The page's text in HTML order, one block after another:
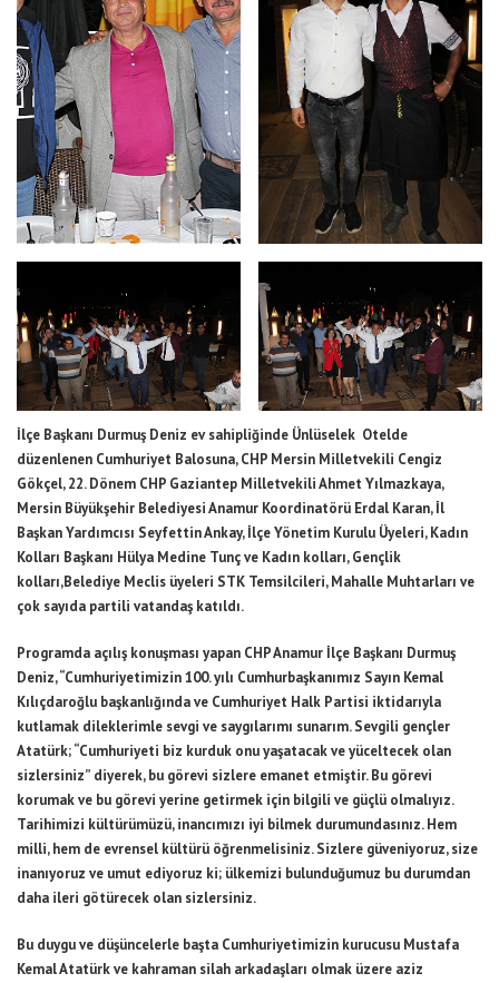
İlçe Başkanı Durmuş Deniz ev sahipliğinde Ünlüselek Otelde
düzenlenen Cumhuriyet Balosuna, CHP Mersin Milletvekili Cengiz
Gökçel, 22. Dönem CHP Gaziantep Milletvekili Ahmet Yılmazkaya,
Mersin Büyükşehir Belediyesi Anamur Koordinatörü Erdal Karan, İl
Başkan Yardımcısı Seyfettin Ankay, İlçe Yönetim Kurulu Üyeleri, Kadın
Kolları Başkanı Hülya Medine Tunç ve Kadın kolları, Gençlik
kolları,Belediye Meclis üyeleri STK Temsilcileri, Mahalle Muhtarları ve
çok sayıda partili vatandaş katıldı.
Programda açılış konuşması yapan CHP Anamur İlçe Başkanı Durmuş
Deniz, “Cumhuriyetimizin 100. yılı Cumhurbaşkanımız Sayın Kemal
Kılıçdaroğlu başkanlığında ve Cumhuriyet Halk Partisi iktidarıyla
kutlamak dileklerimle sevgi ve saygılarımı sunarım. Sevgili gençler
Atatürk; “Cumhuriyeti biz kurduk onu yaşatacak ve yüceltecek olan
sizlersiniz” diyerek, bu görevi sizlere emanet etmiştir. Bu görevi
korumak ve bu görevi yerine getirmek için bilgili ve güçlü olmalıyız.
Tarihimizi kültürümüzü, inancımızı iyi bilmek durumundasınız. Hem
milli, hem de evrensel kültürü öğrenmelisiniz. Sizlere güveniyoruz, size
inanıyoruz ve umut ediyoruz ki; ülkemizi bulunduğumuz bu durumdan
daha ileri götürecek olan sizlersiniz.
Bu duygu ve düşüncelerle başta Cumhuriyetimizin kurucusu Mustafa
Kemal Atatürk ve kahraman silah arkadaşları olmak üzere aziz